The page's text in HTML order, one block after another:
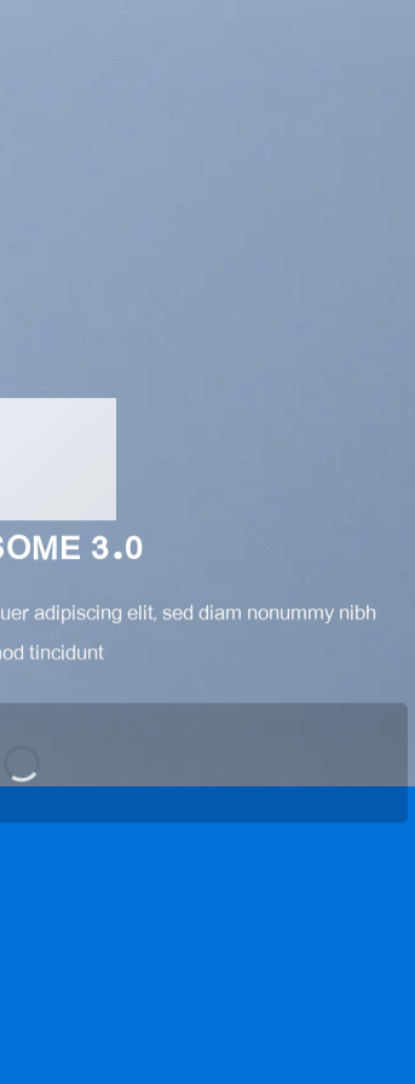
3.0
adipiscing elit, sed diam nonummy nibh
tincidunt.